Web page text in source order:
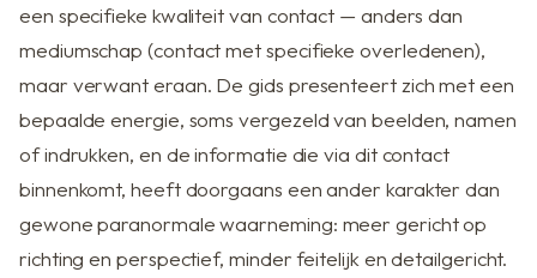
een specifieke kwaliteit van contact — anders dan
mediumschap (contact met specifieke overledenen),
maar verwant eraan. De gids presenteert zich met een
bepaalde energie, soms vergezeld van beelden, namen
of indrukken, en de informatie die via dit contact
binnenkomt, heeft doorgaans een ander karakter dan
gewone paranormale waarneming: meer gericht op
richting en perspectief, minder feitelijk en detailgericht.